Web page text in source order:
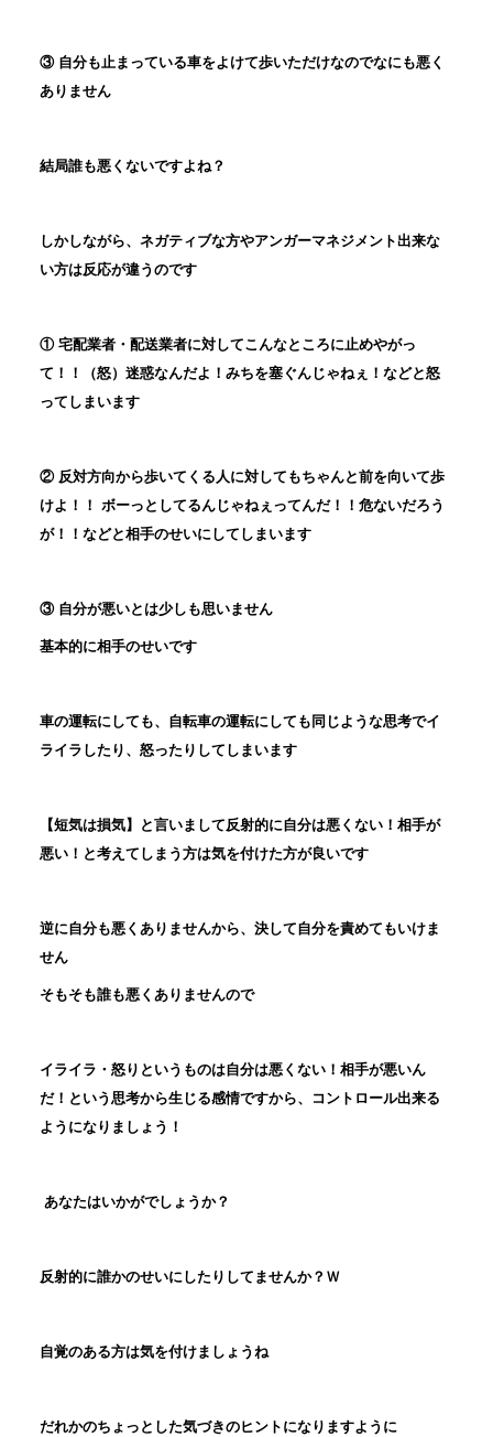
③ 自分も止まっている車をよけて歩いただけなのでなにも悪く
ありません
結局誰も悪くないですよね？
しかしながら、ネガティブな方やアンガーマネジメント出来な
い方は反応が違うのです
① 宅配業者・配送業者に対してこんなところに止めやがっ
て！！（怒）迷惑なんだよ！みちを塞ぐんじゃねぇ！などと怒
ってしまいます
② 反対方向から歩いてくる人に対してもちゃんと前を向いて歩
けよ！！ ボーっとしてるんじゃねぇってんだ！！危ないだろう
が！！などと相手のせいにしてしまいます
③ 自分が悪いとは少しも思いません
基本的に相手のせいです
車の運転にしても、自転車の運転にしても同じような思考でイ
ライラしたり、怒ったりしてしまいます
【短気は損気】と言いまして反射的に自分は悪くない！相手が
悪い！と考えてしまう方は気を付けた方が良いです
逆に自分も悪くありませんから、決して自分を責めてもいけま
せん
そもそも誰も悪くありませんので
イライラ・怒りというものは自分は悪くない！相手が悪いん
だ！という思考から生じる感情ですから、コントロール出来る
ようになりましょう！
あなたはいかがでしょうか？
反射的に誰かのせいにしたりしてませんか？Ｗ
自覚のある方は気を付けましょうね
だれかのちょっとした気づきのヒントになりますように